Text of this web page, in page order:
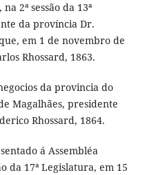
2ª sessão da 13ª
da província Dr.
em 1 de novembro de
Rhossard, 1863.
da provincia do
Magalhães, presidente
Rhossard, 1864.
á Assembléa
da 17ª Legislatura, em 15